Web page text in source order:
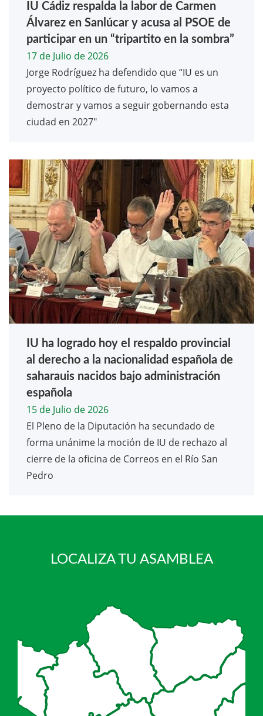
IU Cádiz respalda la labor de Carmen
Álvarez en Sanlúcar y acusa al PSOE de
participar en un “tripartito en la sombra”
17 de Julio de 2026
Jorge Rodríguez ha defendido que “IU es un
proyecto político de futuro, lo vamos a
demostrar y vamos a seguir gobernando esta
ciudad en 2027"
IU ha logrado hoy el respaldo provincial
al derecho a la nacionalidad española de
saharauis nacidos bajo administración
española
15 de Julio de 2026
El Pleno de la Diputación ha secundado de
forma unánime la moción de IU de rechazo al
cierre de la oficina de Correos en el Río San
Pedro
LOCALIZA TU ASAMBLEA